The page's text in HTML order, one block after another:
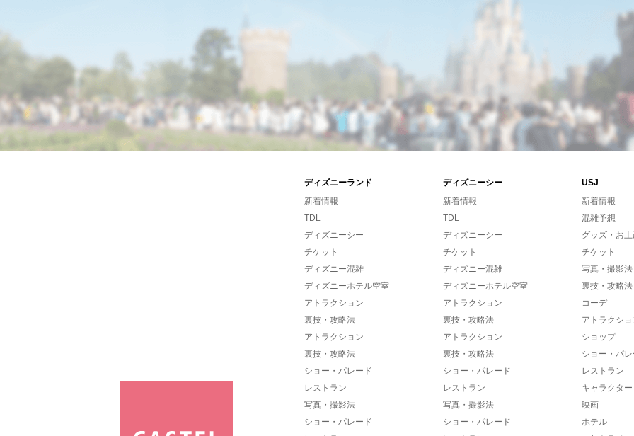
ディズニーランド ディズニーシー
USJ
新着情報
TDL
ディズニーシー
チケット
ディズニー混雑
ディズニーホテル空室
アトラクション
裏技・攻略法
アトラクション
裏技・攻略法
ショー・パレード
レストラン
写真・撮影法
ショー・パレード
新着情報
TDL
ディズニーシー
チケット
ディズニー混雑
ディズニーホテル空室
アトラクション
裏技・攻略法
アトラクション
裏技・攻略法
ショー・パレード
レストラン
写真・撮影法
ショー・パレード
新着情報
混雑予想
グッズ・お
チケット
写真・撮影法
裏技・攻略法
コーデ
アトラクシ
ショップ
ショー・パ
レストラン
キャラクター
映画
ホテル